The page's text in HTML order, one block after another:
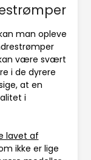
man opleve
være svært
i de dyrere
at en
i
lavet af
ikke er lige